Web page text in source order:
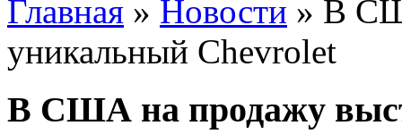
Главная » Новости » В
уникальный Chevrolet
В США на продажу